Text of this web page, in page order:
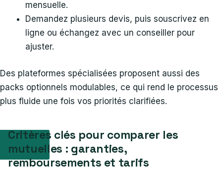
mensuelle.
Demandez plusieurs devis, puis souscrivez en
ligne ou échangez avec un conseiller pour
ajuster.
Des plateformes spécialisées proposent aussi des
packs optionnels modulables, ce qui rend le processus
plus fluide une fois vos priorités clarifiées.
Critères clés pour comparer les
mutuelles : garanties,
remboursements et tarifs